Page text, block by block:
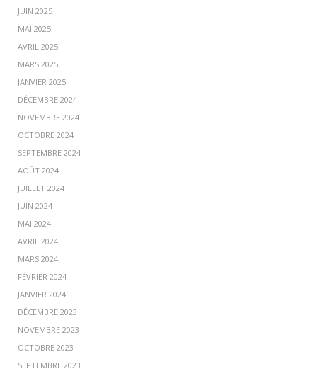
JUIN 2025
MAI 2025
AVRIL 2025
MARS 2025
JANVIER 2025
DÉCEMBRE 2024
NOVEMBRE 2024
OCTOBRE 2024
SEPTEMBRE 2024
AOÛT 2024
JUILLET 2024
JUIN 2024
MAI 2024
AVRIL 2024
MARS 2024
FÉVRIER 2024
JANVIER 2024
DÉCEMBRE 2023
NOVEMBRE 2023
OCTOBRE 2023
SEPTEMBRE 2023